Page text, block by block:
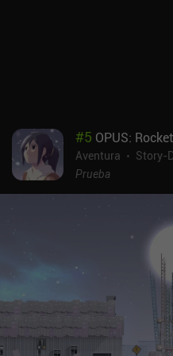
#5 OPUS:
Aventura
Story-
Prueba